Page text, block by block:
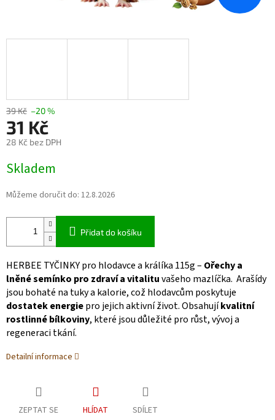
39 Kč –20 %
31 Kč
28 Kč bez DPH
cena:
Skladem
Můžeme doručit do: 12.8.2026
Přidat do košíku
HERBEE TYČINKY pro hlodavce a králíka 115g – Ořechy a
lněné semínko pro zdraví a vitalituvašeho mazlíčka. Arašídy
jsou bohaté na tuky a kalorie, což hlodavcům poskytuje
dostatek energiepro jejich aktivní život. Obsahujíkvalitní
rostlinné bílkoviny, které jsou důležité pro růst, vývoj a
regeneraci tkání.
Detailní informace
ZEPTAT SE HLÍDAT SDÍLET